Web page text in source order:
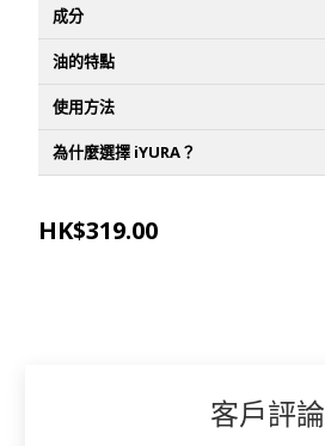
成分
油的特點
使用方法
為什麼選擇 iYURA？
HK$319.00
客戶評論